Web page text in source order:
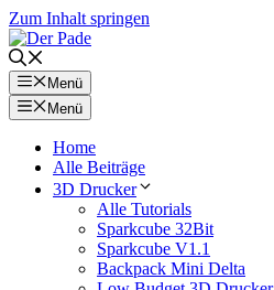
Zum Inhalt springen
Menü
Menü
Home
Alle Beiträge
3D Drucker
Alle Tutorials
Sparkcube 32Bit
Sparkcube V1.1
Backpack Mini Delta